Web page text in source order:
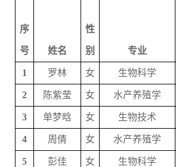
序
号 姓名
性
别 专业
1 罗林 女 生物科学
2 陈紫莹 女 水产养殖学
3 单梦晗 女 生物技术
4 周倩 女 水产养殖学
5 彭佳 女 生物科学